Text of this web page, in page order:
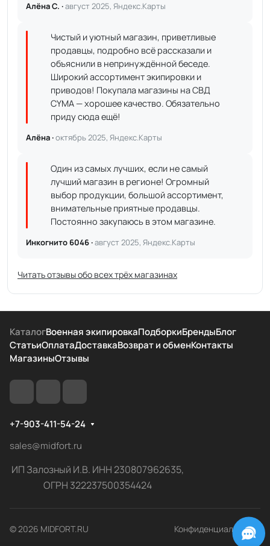
Алёна С. ·август 2025, Яндекс.Карты
Чистый и уютный магазин, приветливые
продавцы, подробно всё рассказали и
объяснили в непринуждённой беседе.
Широкий ассортимент экипировки и
приводов! Покупала магазины на СВД
CYMA — хорошее качество. Обязательно
приду сюда ещё!
Алёна ·октябрь 2025, Яндекс.Карты
Один из самых лучших, если не самый
лучший магазин в регионе! Огромный
выбор продукции, большой ассортимент,
внимательные приятные продавцы.
Постоянно закупаюсь в этом магазине.
Инкогнито 6046 ·август 2025, Яндекс.Карты
Читать отзывы обо всех трёх магазинах
КаталогВоенная экипировкаПодборкиБрендыБлог
СтатьиОплатаДоставкаВозврат и обменКонтакты
МагазиныОтзывы
+7-903-411-54-24
sales@midfort.ru
ИП Залозный И.В. ИНН 230807962635,
ОГРН 322237500354424
© 2026 MIDFORT.RU Конфиденциальность